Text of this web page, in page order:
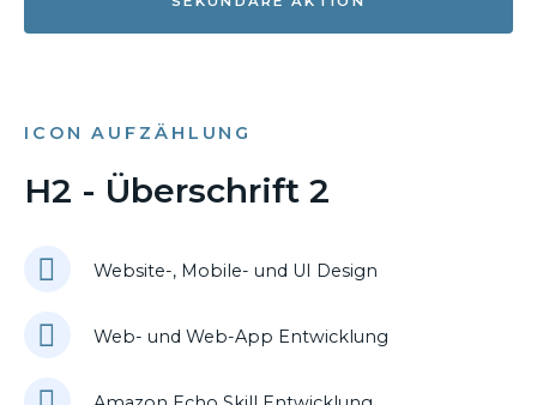
ICON AUFZÄHLUNG
H2 - Überschrift 2
Website-, Mobile- und UI Design
Web- und Web-App Entwicklung